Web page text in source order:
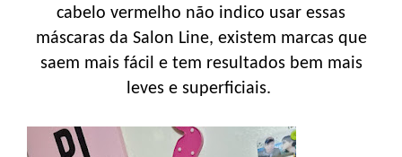
cabelo vermelho não indico usar essas
máscaras da Salon Line, existem marcas que
saem mais fácil e tem resultados bem mais
leves e superficiais.